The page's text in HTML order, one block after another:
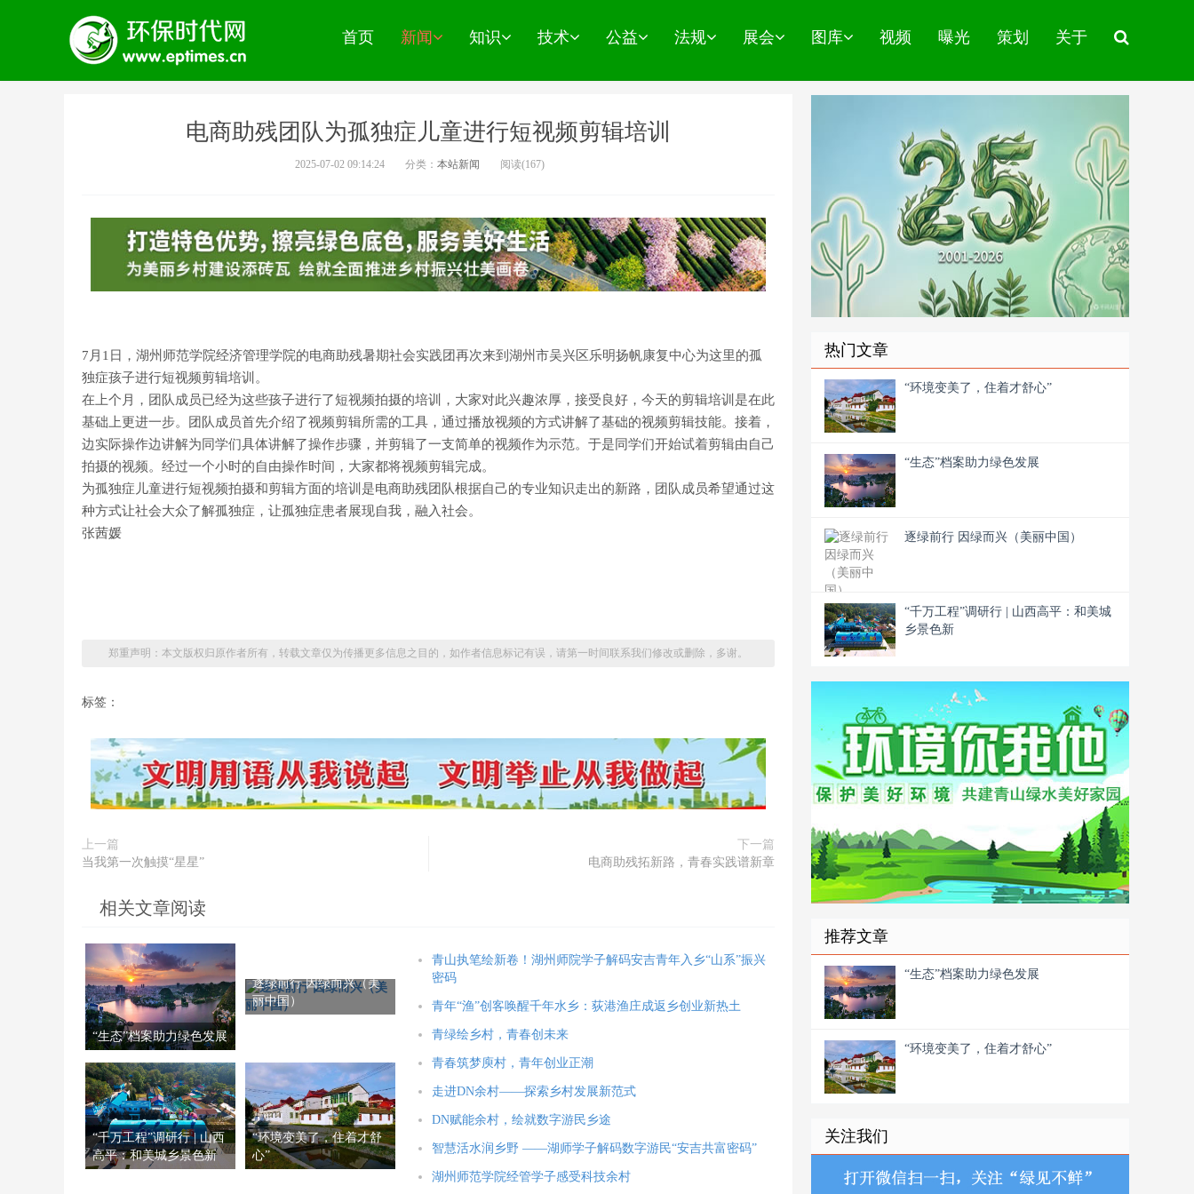
首页 新闻 知识 技术 公益 法规 展会 图库 视频 曝光 策划 关于
电商助残团队为孤独症儿童进行短视频剪辑培训
2025-07-02 09:14:24 分类： 本站新闻 阅读(167)
7月1日，湖州师范学院经济管理学院的电商助残暑期社会实践团再次来到湖州市吴兴区乐明扬帆康复中心为这里的孤
独症孩子进行短视频剪辑培训。
在上个月，团队成员已经为这些孩子进行了短视频拍摄的培训，大家对此兴趣浓厚，接受良好，今天的剪辑培训是在此
基础上更进一步。团队成员首先介绍了视频剪辑所需的工具，通过播放视频的方式讲解了基础的视频剪辑技能。接着，
边实际操作边讲解为同学们具体讲解了操作步骤，并剪辑了一支简单的视频作为示范。于是同学们开始试着剪辑由自己
拍摄的视频。经过一个小时的自由操作时间，大家都将视频剪辑完成。
为孤独症儿童进行短视频拍摄和剪辑方面的培训是电商助残团队根据自己的专业知识走出的新路，团队成员希望通过这
种方式让社会大众了解孤独症，让孤独症患者展现自我，融入社会。
张茜媛
郑重声明：本文版权归原作者所有，转载文章仅为传播更多信息之目的，如作者信息标记有误，请第一时间联系我们修改或删除，多谢。
标签：
上一篇
当我第一次触摸“星星”
下一篇
电商助残拓新路，青春实践谱新章
相关文章阅读
“生态”档案助力绿色发展
逐绿前行 因绿而兴（美
丽中国）
“千万工程”调研行 | 山西
高平：和美城乡景色新
“环境变美了，住着才舒
心”
青山执笔绘新卷！湖州师院学子解码安吉青年入乡“山系”振兴
密码
青年“渔”创客唤醒千年水乡：荻港渔庄成返乡创业新热土
青绿绘乡村，青春创未来
青春筑梦庾村，青年创业正潮
走进DN余村——探索乡村发展新范式
DN赋能余村，绘就数字游民乡途
智慧活水润乡野 ——湖师学子解码数字游民“安吉共富密码”
湖州师范学院经管学子感受科技余村
热门文章
“环境变美了，住着才舒心”
“生态”档案助力绿色发展
逐绿前行 因绿而兴（美丽中国）
“千万工程”调研行 | 山西高平：和美城
乡景色新
推荐文章
“生态”档案助力绿色发展
“环境变美了，住着才舒心”
关注我们